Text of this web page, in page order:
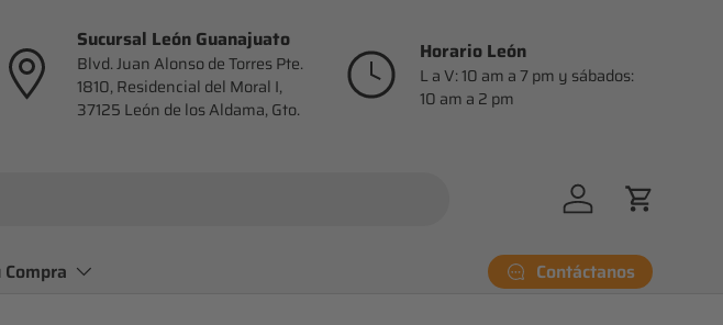
Sucursal León Guanajuato
Blvd. Juan Alonso de Torres Pte.
1810, Residencial del Moral I,
37125 León de los Aldama, Gto.
Horario León
L a V: 10 am a 7 pm y sábados:
10 am a 2 pm
Iniciar sesión
Carrito
Contáctanos